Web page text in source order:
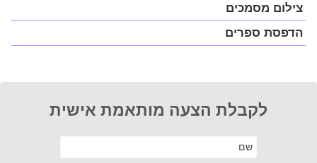
צילום מסמכים
הדפסת ספרים
לקבלת הצעה מותאמת אישית